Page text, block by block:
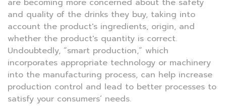
are becoming more concerned about the safety
and quality of the drinks they buy, taking into
account the product's ingredients, origin, and
whether the product's quantity is correct.
Undoubtedly, “smart production,” which
incorporates appropriate technology or machinery
into the manufacturing process, can help increase
production control and lead to better processes to
satisfy your consumers’ needs.